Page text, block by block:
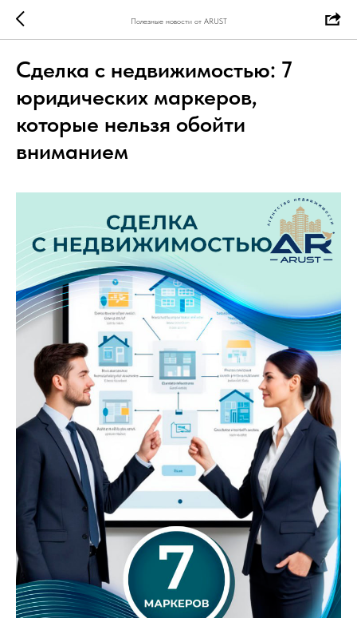
Полезные новости от ARUST
Сделка с недвижимостью: 7
юридических маркеров,
которые нельзя обойти
вниманием